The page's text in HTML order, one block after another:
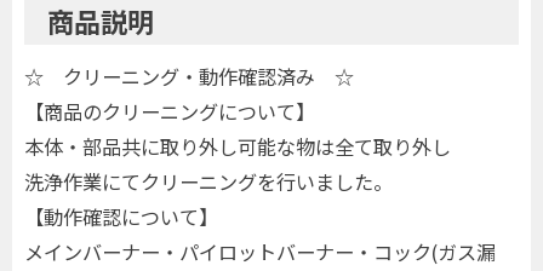
商品説明
☆ クリーニング・動作確認済み ☆
【商品のクリーニングについて】
本体・部品共に取り外し可能な物は全て取り外し
洗浄作業にてクリーニングを行いました。
【動作確認について】
メインバーナー・パイロットバーナー・コック(ガス漏